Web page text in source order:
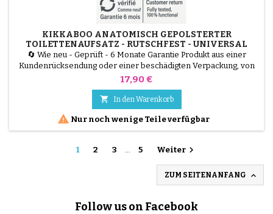
KIKKABOO ANATOMISCH GEPOLSTERTER
TOILETTENAUFSATZ - RUTSCHFEST - UNIVERSAL
🔄 Wie neu - Geprüft - 6 Monate Garantie Produkt aus einer
Kundenrücksendung oder einer beschädigten Verpackung, von
unseren Technikern getestet und 100 % funktionsfähig. Der
verfügt über eine anatomisch geformte Sitzfläche und eine
weiche Polsterung, um dem Kind maximalen Komfort zu...
Preis
17,90 €
 In den Warenkorb
 Nur noch wenige Teile verfügbar
1 2 3 5 Weiter 
ZUM SEITENANFANG 
Follow us on Facebook